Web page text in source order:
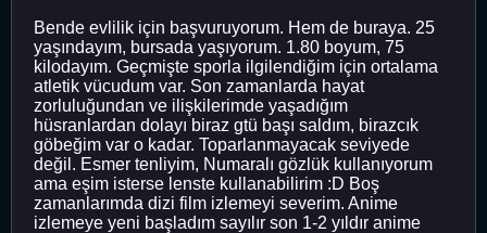
Bende evlilik için başvuruyorum. Hem de buraya. 25
yaşındayım, bursada yaşıyorum. 1.80 boyum, 75
kilodayım. Geçmişte sporla ilgilendiğim için ortalama
atletik vücudum var. Son zamanlarda hayat
zorluluğundan ve ilişkilerimde yaşadığım
hüsranlardan dolayı biraz gtü başı saldım, birazcık
göbeğim var o kadar. Toparlanmayacak seviyede
değil. Esmer tenliyim, Numaralı gözlük kullanıyorum
ama eşim isterse lenste kullanabilirim :D Boş
zamanlarımda dizi film izlemeyi severim. Anime
izlemeye yeni başladım sayılır son 1-2 yıldır anime